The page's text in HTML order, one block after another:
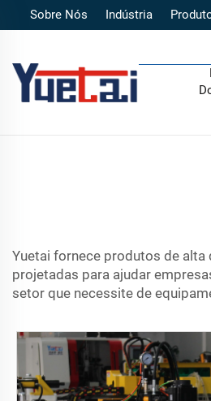
Sobre Nós Indústria
Yuetai fornece produtos de alta
projetadas para ajudar
setor que necessite de